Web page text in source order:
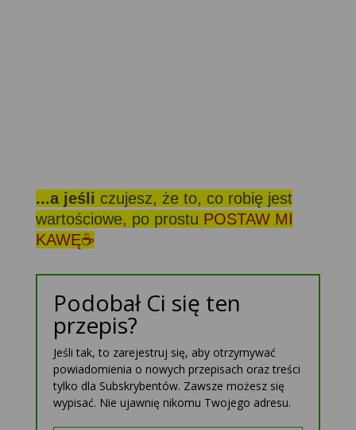
...a jeśli czujesz, że to, co robię jest
wartościowe, po prostu POSTAW MI
KAWĘ☕
Podobał Ci się ten
przepis?
Jeśli tak, to zarejestruj się, aby otrzymywać
powiadomienia o nowych przepisach oraz treści
tylko dla Subskrybentów. Zawsze możesz się
wypisać. Nie ujawnię nikomu Twojego adresu.